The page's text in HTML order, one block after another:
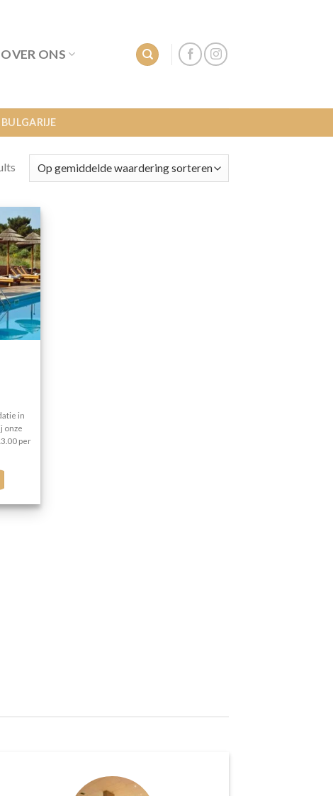
OVER ONS
BULGARIJE
in
onze
per